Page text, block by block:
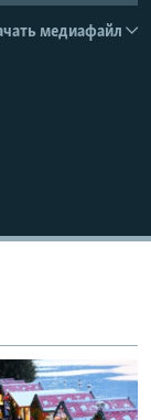
медиафайл